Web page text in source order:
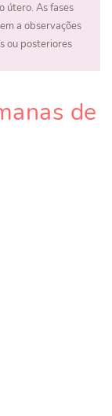
útero. As fases
a observações
ou posteriores
de